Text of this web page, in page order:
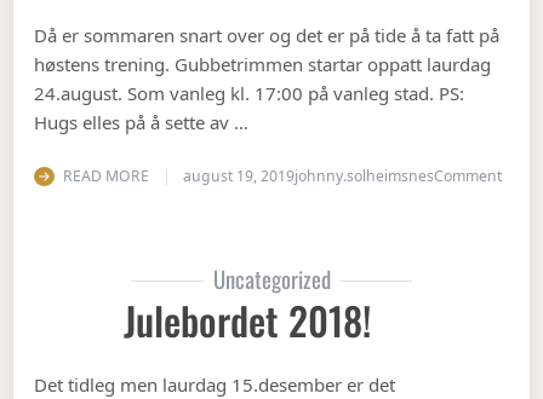
Då er sommaren snart over og det er på tide å ta fatt på
høstens trening. Gubbetrimmen startar oppatt laurdag
24.august. Som vanleg kl. 17:00 på vanleg stad. PS:
Hugs elles på å sette av …
READ MORE august 19, 2019johnny.solheimsnesCommenton
Uncategorized
Julebordet 2018!
Det tidleg men laurdag 15.desember er det